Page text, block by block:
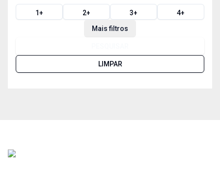
1+ 2+ 3+ 4+
Mais filtros
LIMPAR